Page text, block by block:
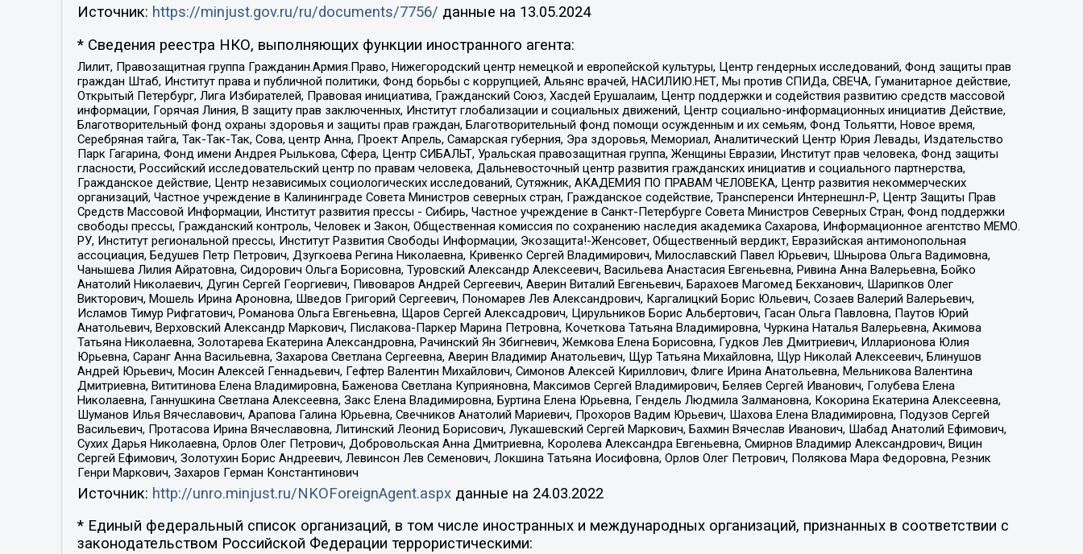
Источник: https://minjust.gov.ru/ru/documents/7756/ данные на 13.05.2024
* Сведения реестра НКО, выполняющих функции иностранного агента:
Лилит, Правозащитная группа Гражданин.Армия.Право, Нижегородский центр немецкой и европейской культуры, Центр гендерных исследований, Фонд защиты прав
граждан Штаб, Институт права и публичной политики, Фонд борьбы с коррупцией, Альянс врачей, НАСИЛИЮ.НЕТ, Мы против СПИДа, СВЕЧА, Гуманитарное действие,
Открытый Петербург, Лига Избирателей, Правовая инициатива, Гражданский Союз, Хасдей Ерушалаим, Центр поддержки и содействия развитию средств массовой
информации, Горячая Линия, В защиту прав заключенных, Институт глобализации и социальных движений, Центр социально-информационных инициатив Действие,
Благотворительный фонд охраны здоровья и защиты прав граждан, Благотворительный фонд помощи осужденным и их семьям, Фонд Тольятти, Новое время,
Серебряная тайга, Так-Так-Так, Сова, центр Анна, Проект Апрель, Самарская губерния, Эра здоровья, Мемориал, Аналитический Центр Юрия Левады, Издательство
Парк Гагарина, Фонд имени Андрея Рылькова, Сфера, Центр СИБАЛЬТ, Уральская правозащитная группа, Женщины Евразии, Институт прав человека, Фонд защиты
гласности, Российский исследовательский центр по правам человека, Дальневосточный центр развития гражданских инициатив и социального партнерства,
Гражданское действие, Центр независимых социологических исследований, Сутяжник, АКАДЕМИЯ ПО ПРАВАМ ЧЕЛОВЕКА, Центр развития некоммерческих
организаций, Частное учреждение в Калининграде Совета Министров северных стран, Гражданское содействие, Трансперенси Интернешнл-Р, Центр Защиты Прав
Средств Массовой Информации, Институт развития прессы - Сибирь, Частное учреждение в Санкт-Петербурге Совета Министров Северных Стран, Фонд поддержки
свободы прессы, Гражданский контроль, Человек и Закон, Общественная комиссия по сохранению наследия академика Сахарова, Информационное агентство МЕМО.
РУ, Институт региональной прессы, Институт Развития Свободы Информации, Экозащита!-Женсовет, Общественный вердикт, Евразийская антимонопольная
ассоциация, Бедушев Петр Петрович, Дзугкоева Регина Николаевна, Кривенко Сергей Владимирович, Милославский Павел Юрьевич, Шнырова Ольга Вадимовна,
Чанышева Лилия Айратовна, Сидорович Ольга Борисовна, Туровский Александр Алексеевич, Васильева Анастасия Евгеньевна, Ривина Анна Валерьевна, Бойко
Анатолий Николаевич, Дугин Сергей Георгиевич, Пивоваров Андрей Сергеевич, Аверин Виталий Евгеньевич, Барахоев Магомед Бекханович, Шарипков Олег
Викторович, Мошель Ирина Ароновна, Шведов Григорий Сергеевич, Пономарев Лев Александрович, Каргалицкий Борис Юльевич, Созаев Валерий Валерьевич,
Исламов Тимур Рифгатович, Романова Ольга Евгеньевна, Щаров Сергей Алексадрович, Цирульников Борис Альбертович, Гасан Ольга Павловна, Паутов Юрий
Анатольевич, Верховский Александр Маркович, Пислакова-Паркер Марина Петровна, Кочеткова Татьяна Владимировна, Чуркина Наталья Валерьевна, Акимова
Татьяна Николаевна, Золотарева Екатерина Александровна, Рачинский Ян Збигневич, Жемкова Елена Борисовна, Гудков Лев Дмитриевич, Илларионова Юлия
Юрьевна, Саранг Анна Васильевна, Захарова Светлана Сергеевна, Аверин Владимир Анатольевич, Щур Татьяна Михайловна, Щур Николай Алексеевич, Блинушов
Андрей Юрьевич, Мосин Алексей Геннадьевич, Гефтер Валентин Михайлович, Симонов Алексей Кириллович, Флиге Ирина Анатольевна, Мельникова Валентина
Дмитриевна, Вититинова Елена Владимировна, Баженова Светлана Куприяновна, Максимов Сергей Владимирович, Беляев Сергей Иванович, Голубева Елена
Николаевна, Ганнушкина Светлана Алексеевна, Закс Елена Владимировна, Буртина Елена Юрьевна, Гендель Людмила Залмановна, Кокорина Екатерина Алексеевна,
Шуманов Илья Вячеславович, Арапова Галина Юрьевна, Свечников Анатолий Мариевич, Прохоров Вадим Юрьевич, Шахова Елена Владимировна, Подузов Сергей
Васильевич, Протасова Ирина Вячеславовна, Литинский Леонид Борисович, Лукашевский Сергей Маркович, Бахмин Вячеслав Иванович, Шабад Анатолий Ефимович,
Сухих Дарья Николаевна, Орлов Олег Петрович, Добровольская Анна Дмитриевна, Королева Александра Евгеньевна, Смирнов Владимир Александрович, Вицин
Сергей Ефимович, Золотухин Борис Андреевич, Левинсон Лев Семенович, Локшина Татьяна Иосифовна, Орлов Олег Петрович, Полякова Мара Федоровна, Резник
Генри Маркович, Захаров Герман Константинович
Источник: http://unro.minjust.ru/NKOForeignAgent.aspxданные на 24.03.2022
* Единый федеральный список организаций, в том числе иностранных и международных организаций, признанных в соответствии с
законодательством Российской Федерации террористическими: